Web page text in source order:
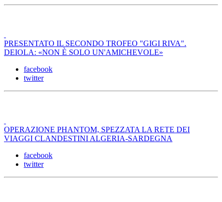
PRESENTATO IL SECONDO TROFEO "GIGI RIVA".
DEIOLA: «NON È SOLO UN'AMICHEVOLE»
facebook
twitter
OPERAZIONE PHANTOM, SPEZZATA LA RETE DEI
VIAGGI CLANDESTINI ALGERIA-SARDEGNA
facebook
twitter